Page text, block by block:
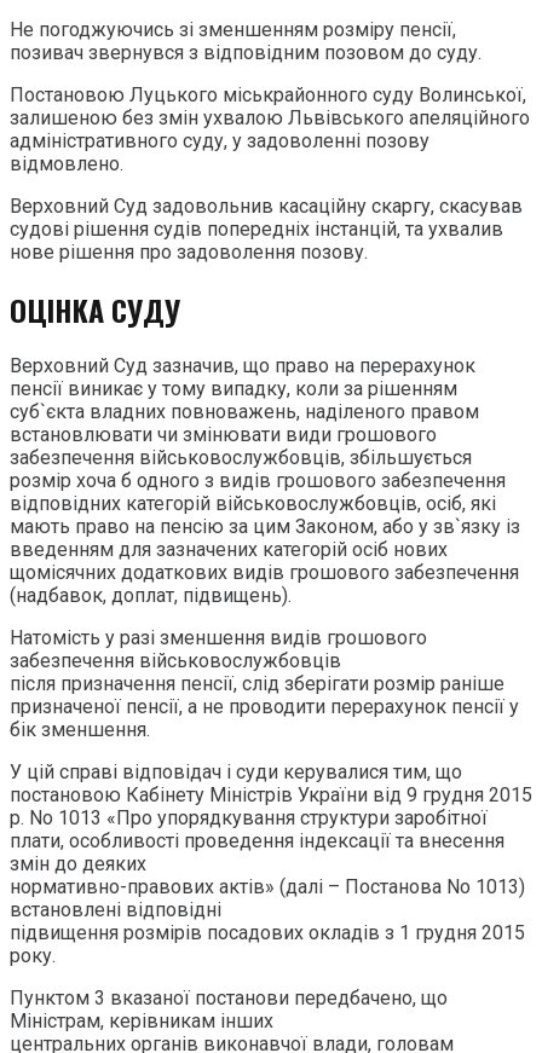
Не погоджуючись зі зменшенням розміру пенсії,
позивач звернувся з відповідним позовом до суду.
Постановою Луцького міськрайонного суду Волинської,
залишеною без змін ухвалою Львівського апеляційного
адміністративного суду, у задоволенні позову
відмовлено.
Верховний Суд задовольнив касаційну скаргу, скасував
судові рішення судів попередніх інстанцій, та ухвалив
нове рішення про задоволення позову.
ОЦІНКА СУДУ
Верховний Суд зазначив, що право на перерахунок
пенсії виникає у тому випадку, коли за рішенням
суб`єкта владних повноважень, наділеного правом
встановлювати чи змінювати види грошового
забезпечення військовослужбовців, збільшується
розмір хоча б одного з видів грошового забезпечення
відповідних категорій військовослужбовців, осіб, які
мають право на пенсію за цим Законом, або у зв`язку із
введенням для зазначених категорій осіб нових
щомісячних додаткових видів грошового забезпечення
(надбавок, доплат, підвищень).
Натомість у разі зменшення видів грошового
забезпечення військовослужбовців
після призначення пенсії, слід зберігати розмір раніше
призначеної пенсії, а не проводити перерахунок пенсії у
бік зменшення.
У цій справі відповідач і суди керувалися тим, що
постановою Кабінету Міністрів України від 9 грудня 2015
р. No 1013 «Про упорядкування структури заробітної
плати, особливості проведення індексації та внесення
змін до деяких
нормативно-правових актів» (далі – Постанова No 1013)
встановлені відповідні
підвищення розмірів посадових окладів з 1 грудня 2015
року.
Пунктом 3 вказаної постанови передбачено, що
Міністрам, керівникам інших
центральних органів виконавчої влади, головам